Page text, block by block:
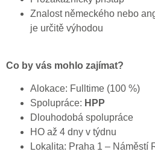
Znalost německého nebo
je určitě výhodou
Co by vás mohlo zajímat?
Alokace: Fulltime (100 %)
Spolupráce: HPP
Dlouhodobá spolupráce
HO až 4 dny v týdnu
Lokalita: Praha 1 – Náměstí